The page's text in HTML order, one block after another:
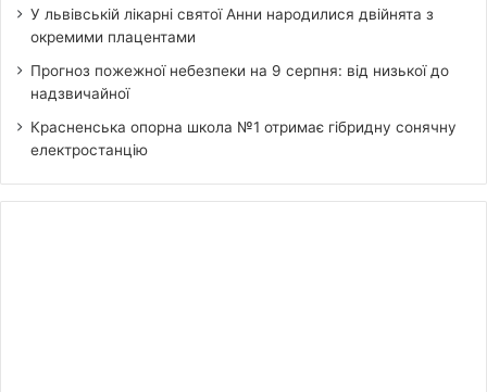
У львівській лікарні святої Анни народилися двійнята з
окремими плацентами
Прогноз пожежної небезпеки на 9 серпня: від низької до
надзвичайної
Красненська опорна школа №1 отримає гібридну сонячну
електростанцію